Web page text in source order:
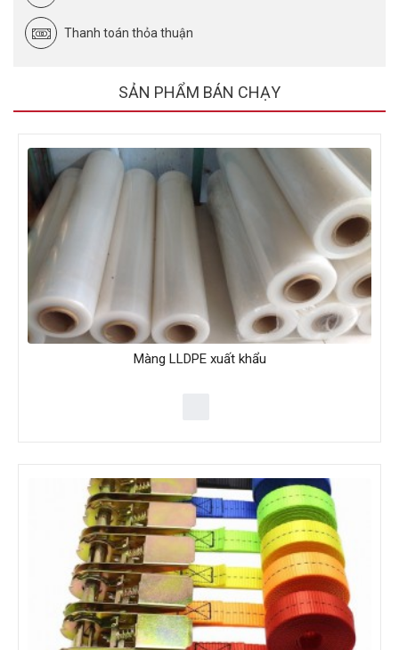
Thanh toán thỏa thuận
SẢN PHẨM BÁN CHẠY
Màng LLDPE xuất khẩu